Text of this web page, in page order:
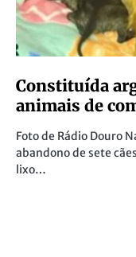
Constituída
animais de
Foto de Rádio Douro
abandono de sete
lixo…